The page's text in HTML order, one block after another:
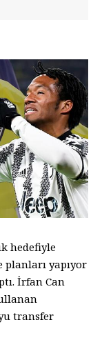
hedefiyle
planları yapıyor
İrfan Can
transfer